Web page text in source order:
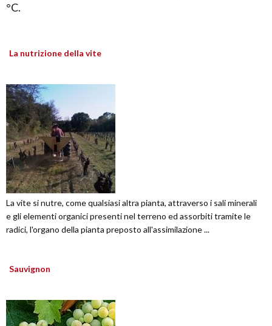
°C.
La nutrizione della vite
La vite si nutre, come qualsiasi altra pianta, attraverso i sali minerali
e gli elementi organici presenti nel terreno ed assorbiti tramite le
radici, l'organo della pianta preposto all'assimilazione ...
Sauvignon